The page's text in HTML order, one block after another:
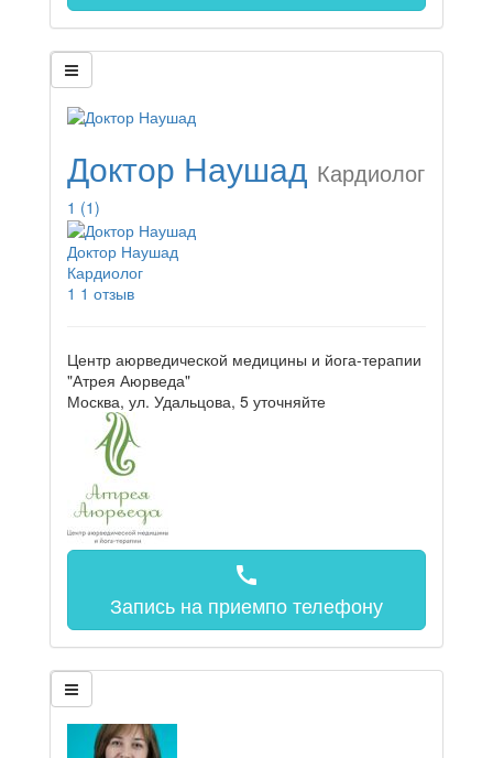
Доктор Наушад Кардиолог
1 (1)
Доктор Наушад
Кардиолог
1 1 отзыв
Центр аюрведической медицины и йога-терапии
"Атрея Аюрведа"
Москва, ул. Удальцова, 5 уточняйте
call
Запись на приемпо телефону